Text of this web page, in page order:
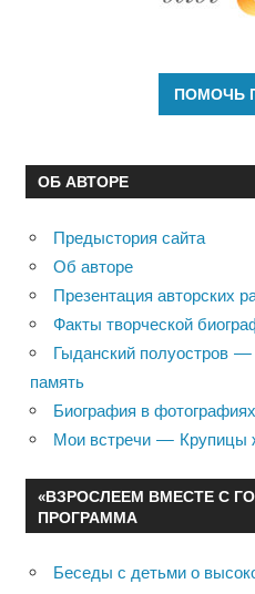
ОБ АВТОРЕ
Предыстория сайта
Об авторе
Презентация авторских
Факты творческой
Гыданский полуостров
память
Биография в фотографиях
Мои встречи — Крупицы
«ВЗРОСЛЕЕМ ВМЕСТЕ С
ПРОГРАММА
Беседы с детьми о